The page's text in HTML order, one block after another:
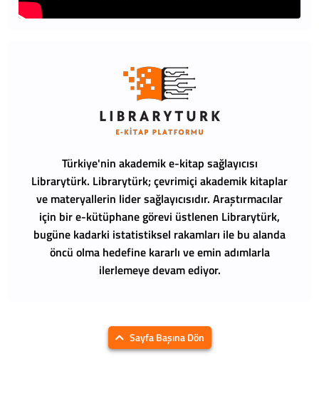
Türkiye'nin akademik e-kitap sağlayıcısı
Librarytürk. Librarytürk; çevrimiçi akademik kitaplar
ve materyallerin lider sağlayıcısıdır. Araştırmacılar
için bir e-kütüphane görevi üstlenen Librarytürk,
bugüne kadarki istatistiksel rakamları ile bu alanda
öncü olma hedefine kararlı ve emin adımlarla
ilerlemeye devam ediyor.
Sayfa Başına Dön